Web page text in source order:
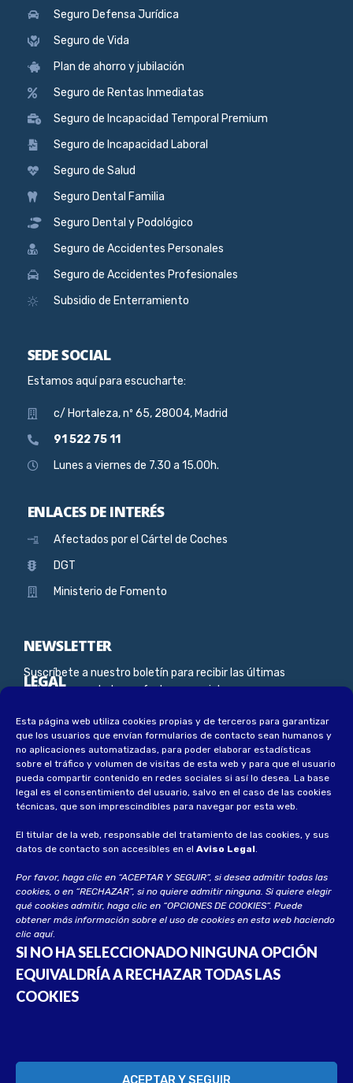
Esta página web utiliza cookies propias y de terceros para garantizar
que los usuarios que envían formularios de contacto sean humanos y
no aplicaciones automatizadas, para poder elaborar estadísticas
sobre el tráfico y volumen de visitas de esta web y para que el usuario
pueda compartir contenido en redes sociales si así lo desea. La base
legal es el consentimiento del usuario, salvo en el caso de las cookies
técnicas, que son imprescindibles para navegar por esta web.
El titular de la web, responsable del tratamiento de las cookies, y sus
datos de contacto son accesibles en el Aviso Legal.
Por favor, haga clic en “ACEPTAR Y SEGUIR”, si desea admitir todas las
cookies, o en “RECHAZAR”, si no quiere admitir ninguna. Si quiere elegir
qué cookies admitir, haga clic en “OPCIONES DE COOKIES”. Puede
obtener más información sobre el uso de cookies en esta web haciendo
clic aquí.
SI NO HA SELECCIONADO NINGUNA OPCIÓN
EQUIVALDRÍA A RECHAZAR TODAS LAS
COOKIES
ACEPTAR Y SEGUIR
Seguro Defensa Jurídica
Seguro de Vida
Plan de ahorro y jubilación
Seguro de Rentas Inmediatas
Seguro de Incapacidad Temporal Premium
Seguro de Incapacidad Laboral
Seguro de Salud
Seguro Dental Familia
Seguro Dental y Podológico
Seguro de Accidentes Personales
Seguro de Accidentes Profesionales
Subsidio de Enterramiento
SEDE SOCIAL
Estamos aquí para escucharte:
c/ Hortaleza, nº 65, 28004, Madrid
91 522 75 11
Lunes a viernes de 7.30 a 15.00h.
ENLACES DE INTERÉS
Afectados por el Cártel de Coches
DGT
Ministerio de Fomento
NEWSLETTER
Suscríbete a nuestro boletín para recibir las últimas
noticias, novedades y ofertas especiales
LEGAL
Aviso Legal
Política de privacidad
Política de privacidad socios
Política de cookies